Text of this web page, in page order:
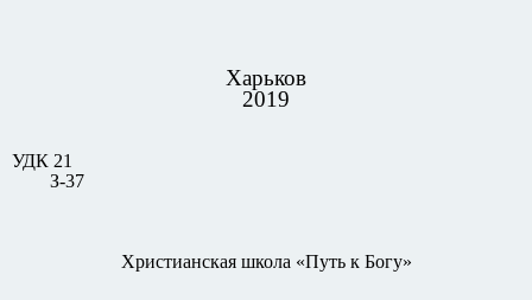
Харьков
2019
УДК 21
З-37
Христианская школа «Путь к Богу»